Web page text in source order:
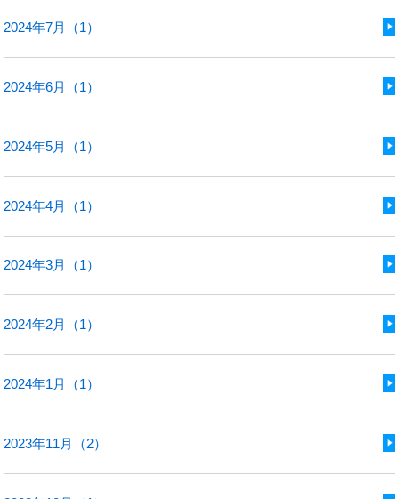
2024年7月（1）
2024年6月（1）
2024年5月（1）
2024年4月（1）
2024年3月（1）
2024年2月（1）
2024年1月（1）
2023年11月（2）